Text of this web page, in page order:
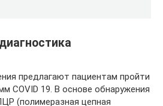
предлагают пациентам пройти
COVID 19. В основе обнаружения
(полимеразная цепная